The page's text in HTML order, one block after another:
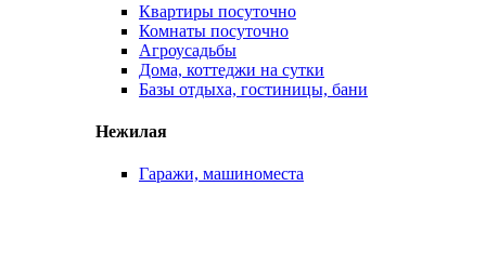
Квартиры посуточно
Комнаты посуточно
Агроусадьбы
Дома, коттеджи на сутки
Базы отдыха, гостиницы, бани
Нежилая
Гаражи, машиноместа